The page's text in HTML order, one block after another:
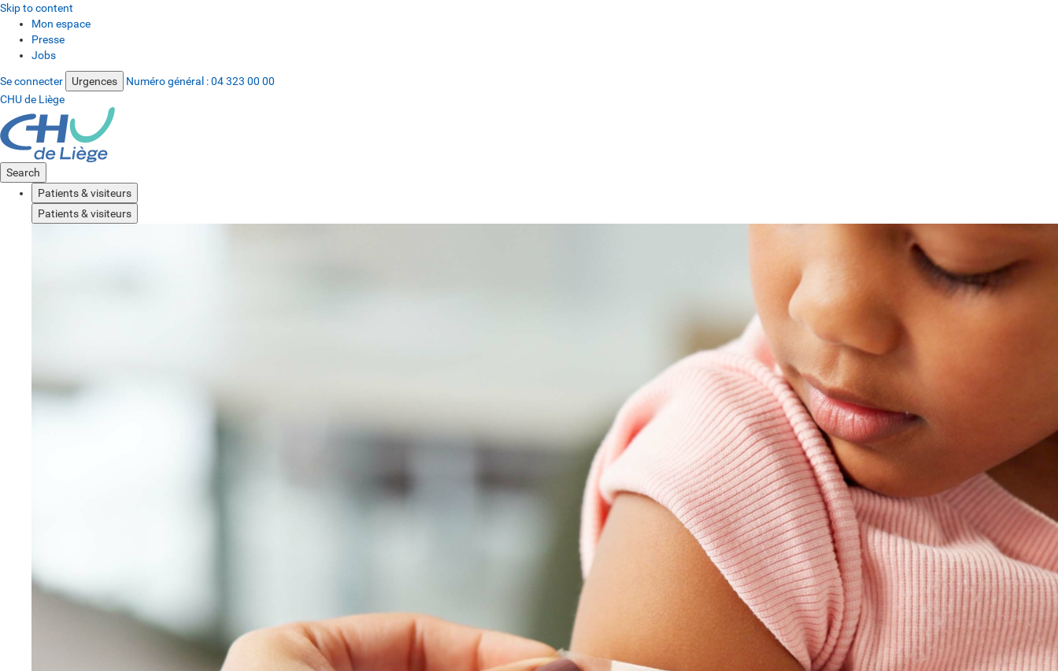
Skip to content
Mon espace
Presse
Jobs
Se connecter Urgences Numéro général :04 323 00 00
CHU de Liège
Search
Patients & visiteurs
Patients & visiteurs